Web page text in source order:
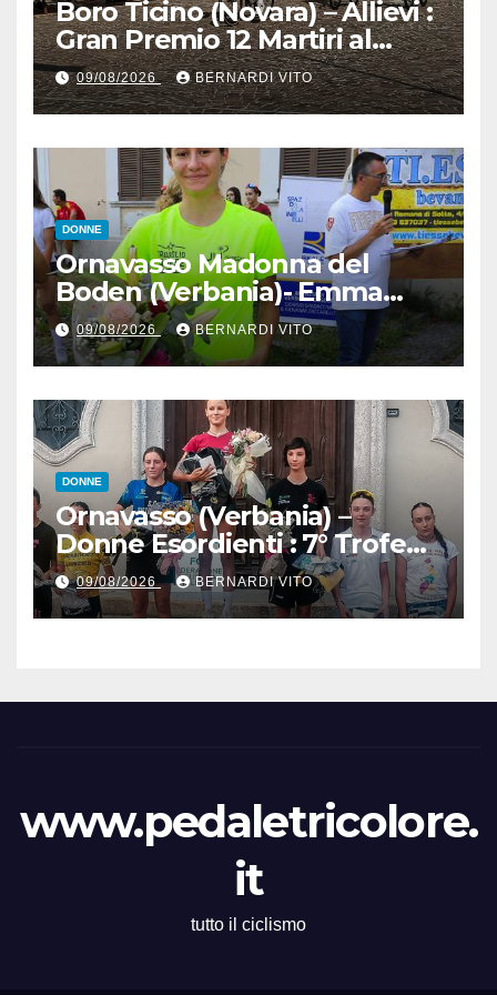
Boro Ticino (Novara) – Allievi :
Gran Premio 12 Martiri al
trentino Pietro Valenti
(Ciclistica Dro) con 1’30” sul
bergamasco Pietro Resca (SC
Romanese) – Servizio
fotografico di Luciano
Pedretti
09/08/2026 BERNARDI VITO
DONNE
Ornavasso Madonna del
Boden (Verbania)- Emma
Cocca per la rivincita su
Firenze, Elisa Paiusco
Sansottera per la riconferma
tra le migliori Donne Allieve
09/08/2026 BERNARDI VITO
DONNE
Ornavasso (Verbania) –
Donne Esordienti : 7° Trofeo
Santuario Madonna del
Boden, Aurora Cerame e
Martina Zavattero le neo
09/08/2026 BERNARDI VITO
www.pedaletricolore.
it
tutto il ciclismo